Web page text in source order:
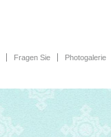
Fragen Sie Photogalerie